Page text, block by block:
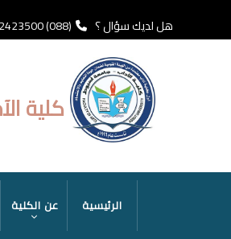
المحتوى
هل لديك سؤال ؟ (088) 2423500
كلية
NAVIGATIONالرئيسية عن الكلية